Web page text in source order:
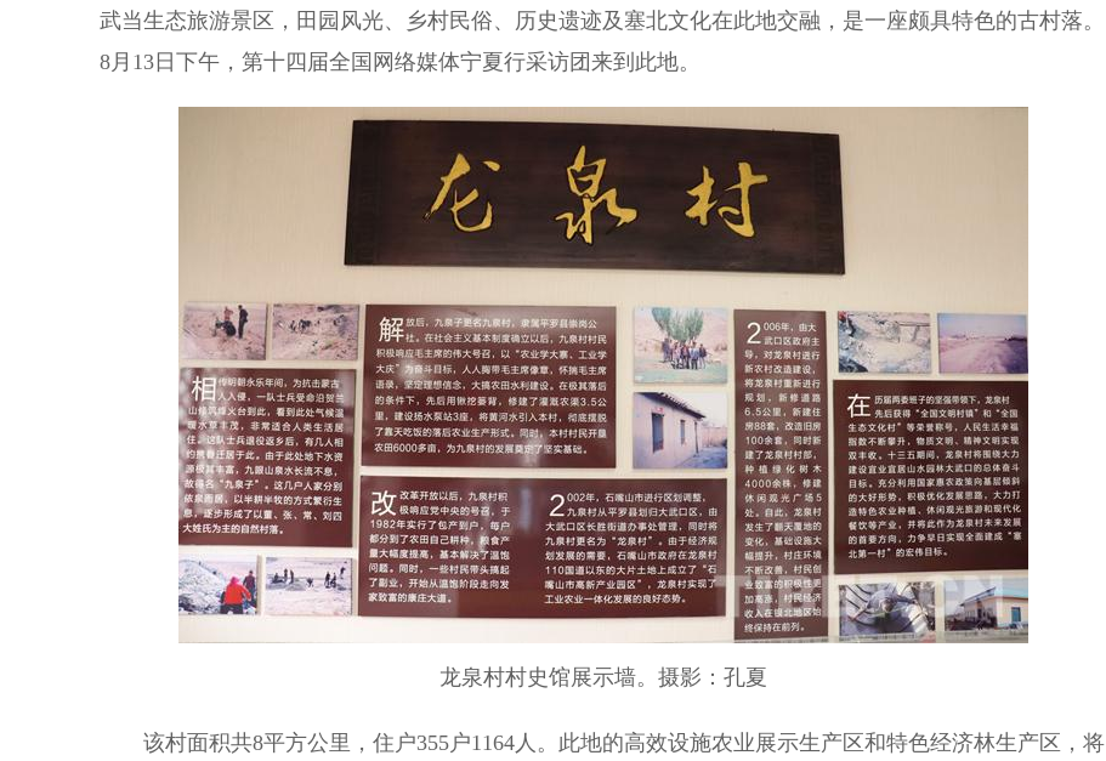
武当生态旅游景区，田园风光、乡村民俗、历史遗迹及塞北文化在此地交融，是一座颇具特色的古村落。
8月13日下午，第十四届全国网络媒体宁夏行采访团来到此地。
龙泉村村史馆展示墙。摄影：孔夏
该村面积共8平方公里，住户355户1164人。此地的高效设施农业展示生产区和特色经济林生产区，将